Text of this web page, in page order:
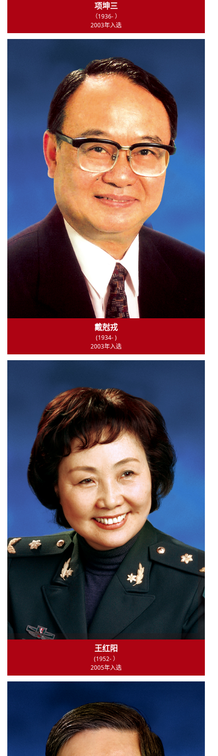
项坤三
（1936- ）
2003年入选
戴尅戎
(1934- )
2003年入选
王红阳
(1952- ）
2005年入选